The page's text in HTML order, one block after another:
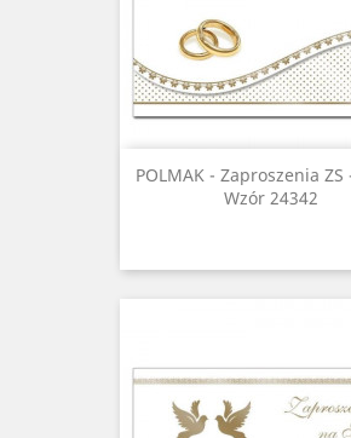
POLMAK - Zaproszenia ZS
Wzór 24342